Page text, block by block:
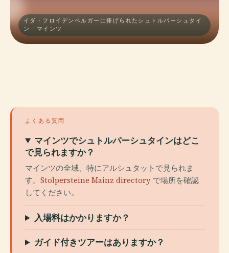
イダ・フロイデンベルガーに捧げられたシュトルパーシュタイ
ン · マインツ
よくある質問
マインツでシュトルパーシュタインはどこ
で見られますか？
マインツの全域、特にアルシュタットで見られま
す。 Stolpersteine Mainz directory で場所を確認
してください。
入場料はかかりますか？
ガイド付きツアーはありますか？